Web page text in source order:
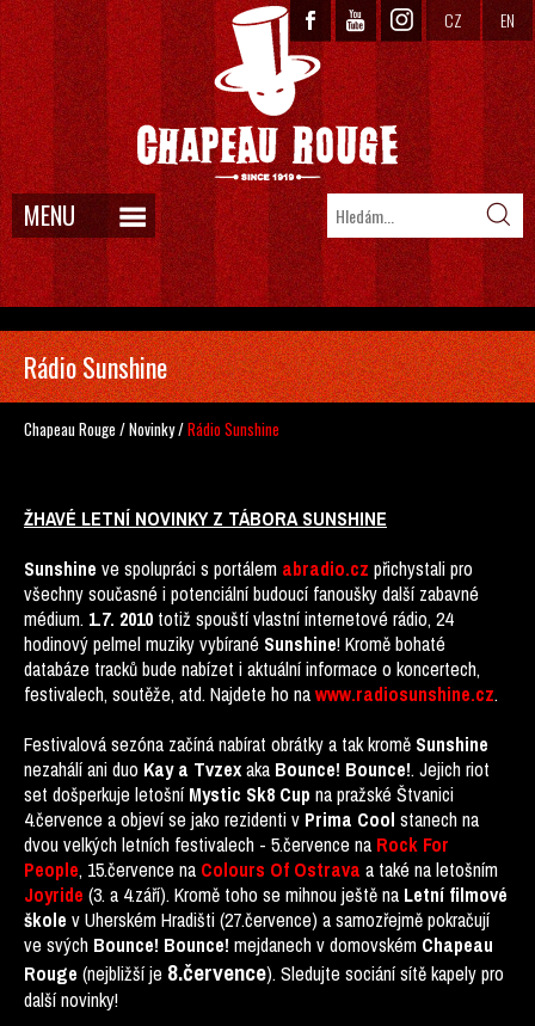
CZ EN
MENU
Rádio Sunshine
Chapeau Rouge /Novinky/Rádio Sunshine
ŽHAVÉ LETNÍ NOVINKY Z TÁBORA SUNSHINE
Sunshine ve spolupráci s portálem abradio.cz přichystali pro
všechny současné i potenciální budoucí fanoušky další zabavné
médium. 1.7. 2010 totiž spouští vlastní internetové rádio, 24
hodinový pelmel muziky vybírané Sunshine! Kromě bohaté
databáze tracků bude nabízet i aktuální informace o koncertech,
festivalech, soutěže, atd. Najdete ho nawww.radiosunshine.cz.
Festivalová sezóna začíná nabírat obrátky a tak kromě Sunshine
nezahálí ani duo Kay a Tvzexaka Bounce! Bounce!. Jejich riot
set došperkuje letošní Mystic Sk8 Cup na pražské Štvanici
4.července a objeví se jako rezidenti v Prima Cool stanech na
dvou velkých letních festivalech - 5.července na Rock For
People, 15.července na Colours Of Ostrava a také na letošním
Joyride (3. a 4.září). Kromě toho se mihnou ještě na Letní filmové
škole v Uherském Hradišti (27.července) a samozřejmě pokračují
ve svých Bounce! Bounce! mejdanech v domovském Chapeau
Rouge (nejbližší je 8.července). Sledujte sociání sítě kapely pro
další novinky!